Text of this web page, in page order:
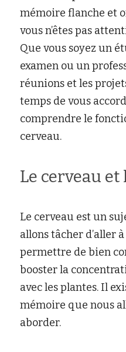
Rechercher
mémoire flanche et
vous n’êtes pas
Que vous soyez un
examen ou un
réunions et les
temps de vous
comprendre le
cerveau.
Le cerveau
Le cerveau est un
allons tâcher d’aller
permettre de bien
booster la
avec les plantes. Il
mémoire que nous
aborder.